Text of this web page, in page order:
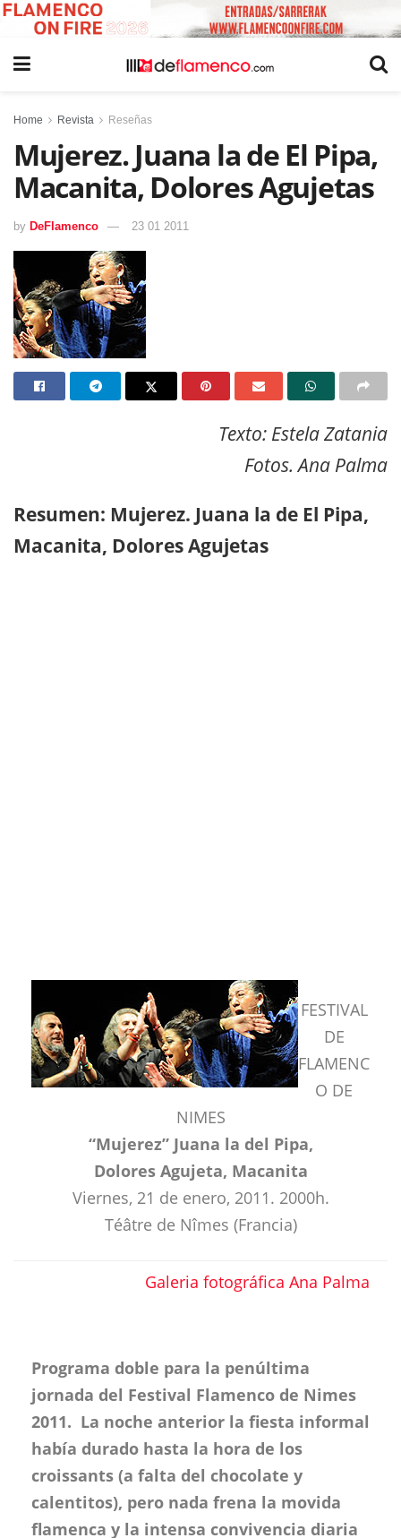
Home Revista Reseñas
Mujerez. Juana la de El Pipa,
Macanita, Dolores Agujetas
by DeFlamenco 23 01 2011
Texto: Estela Zatania
Fotos. Ana Palma
Resumen: Mujerez. Juana la de El Pipa,
Macanita, Dolores Agujetas
FESTIVAL
DE
FLAMENC
O DE
NIMES
“Mujerez” Juana la del Pipa,
Dolores Agujeta, Macanita
Viernes, 21 de enero, 2011. 2000h.
Téâtre de Nîmes (Francia)
Galeria fotográfica Ana Palma
Programa doble para la penúltima
jornada del Festival Flamenco de Nimes
2011. La noche anterior la fiesta informal
había durado hasta la hora de los
croissants (a falta del chocolate y
calentitos), pero nada frena la movida
flamenca y la intensa convivencia diaria